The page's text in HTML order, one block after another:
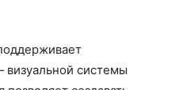
системы